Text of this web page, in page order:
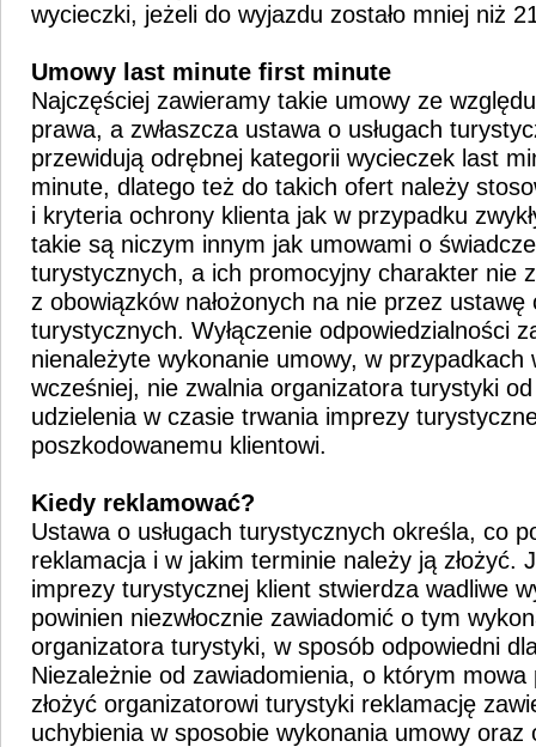
wycieczki, jeżeli do wyjazdu zostało mniej niż
Umowy last minute first minute
Najczęściej zawieramy takie umowy ze
prawa, a zwłaszcza ustawa o usługach
przewidują odrębnej kategorii wycieczek last
minute, dlatego też do takich ofert należy
i kryteria ochrony klienta jak w przypadku
takie są niczym innym jak umowami o
turystycznych, a ich promocyjny charakter nie
z obowiązków nałożonych na nie przez ustawę
turystycznych. Wyłączenie odpowiedzialności
nienależyte wykonanie umowy, w przypadkach
wcześniej, nie zwalnia organizatora turystyki
udzielenia w czasie trwania imprezy
poszkodowanemu klientowi.
Kiedy reklamować?
Ustawa o usługach turystycznych określa, co
reklamacja i w jakim terminie należy ją złożyć.
imprezy turystycznej klient stwierdza wadliwe
powinien niezwłocznie zawiadomić o tym
organizatora turystyki, w sposób odpowiedni
Niezależnie od zawiadomienia, o którym
złożyć organizatorowi turystyki reklamację
uchybienia w sposobie wykonania umowy oraz